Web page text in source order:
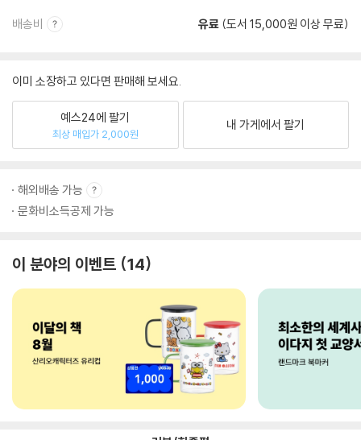
배송비 유료 (도서 15,000원 이상 무료)
이미 소장하고 있다면 판매해 보세요.
예스24에 팔기
최상 매입가 2,000원
내 가게에서 팔기
해외배송 가능
문화비소득공제 가능
이 분야의 이벤트 14